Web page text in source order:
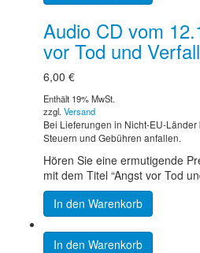
Audio CD vom
vor Tod und
6,00 €
Enthält 19% MwSt.
zzgl. Versand
Bei Lieferungen in Nicht-EU-
Steuern und Gebühren anfallen.
Hören Sie eine ermutigende
mit dem Titel “Angst vor Tod
In den Warenkorb
In den Warenkorb